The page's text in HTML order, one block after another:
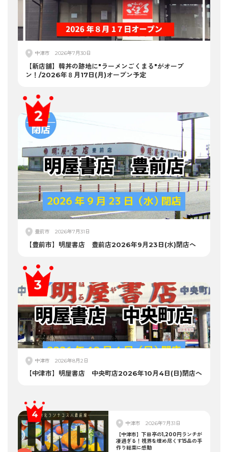
中津市 2026年7月30日
【新店舗】韓丼の跡地に"ラーメンごくまる"がオープ
ン！/2026年８月17日(月)オープン予定
豊前市 2026年7月31日
【豊前市】明屋書店 豊前店2026年9月23日(水)閉店へ
中津市 2026年8月2日
【中津市】明屋書店 中央町店2026年10月4日(日)閉店へ
中津市
2026年7月31日
【中津市】下田亭の1,200円ランチが
凄過ぎる！視界を埋め尽くす15品の手
作り総菜に感動